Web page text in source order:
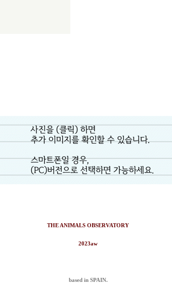
THE ANIMALS OBSERVATORY
2023aw
based in SPAIN.